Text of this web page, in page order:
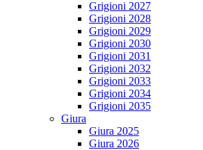
Grigioni 2027
Grigioni 2028
Grigioni 2029
Grigioni 2030
Grigioni 2031
Grigioni 2032
Grigioni 2033
Grigioni 2034
Grigioni 2035
Giura
Giura 2025
Giura 2026